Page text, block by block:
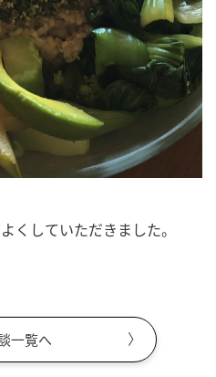
くしていただきました。
一覧へ